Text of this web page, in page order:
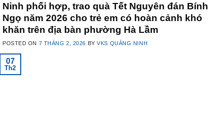
Ninh phối hợp, trao quà Tết Nguyên đán Bính
Ngọ năm 2026 cho trẻ em có hoàn cảnh khó
khăn trên địa bàn phường Hà Lầm
POSTED ON 7 THÁNG 2, 2026 BYVKS QUẢNG NINH
07
Th2